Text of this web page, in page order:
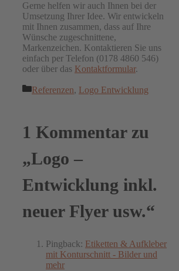
Gerne helfen wir auch Ihnen bei der
Umsetzung Ihrer Idee. Wir entwickeln
mit Ihnen zusammen, dass auf Ihre
Wünsche zugeschnittene,
Markenzeichen. Kontaktieren Sie uns
einfach per Telefon (0178 4860 546)
oder über das Kontaktformular.
Kategorien
Referenzen, Logo Entwicklung
1 Kommentar zu
„Logo –
Entwicklung inkl.
neuer Flyer usw.“
Pingback: Etiketten & Aufkleber
mit Konturschnitt - Bilder und
mehr